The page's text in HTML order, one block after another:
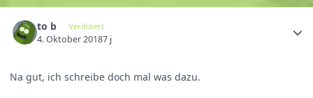
to b Verifiziert
4. Oktober 20187 j
Na gut, ich schreibe doch mal was dazu.